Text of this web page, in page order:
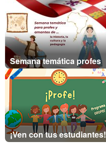
Semana temática profes
¡Ven con tus estudiantes!